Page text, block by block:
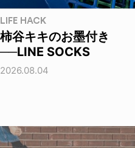
LIFE HACK
柿谷キキのお墨付き
──LINE SOCKS
2026.08.04